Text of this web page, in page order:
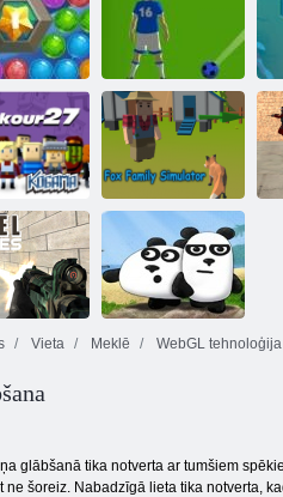
tiešsaistē
Mahjong
Dimensions
burbuļu
šāvējs
Futbola Bubbles
27
Lapsu ģimenes
simulators
spēki
Vieta Meklē WebGL tehnoloģija
glābšanā tika notverta ar tumšiem
ne šoreiz. Nabadzīgā lieta tika notverta,